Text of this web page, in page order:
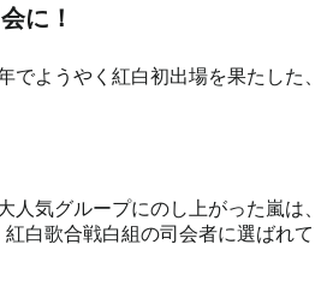
に！
でようやく紅白初出場を果たした、
人気グループにのし上がった嵐は、
紅白歌合戦白組の司会者に選ばれて